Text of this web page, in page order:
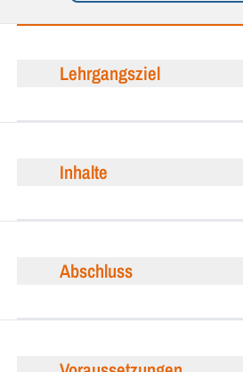
Lehrgangsziel
Inhalte
Abschluss